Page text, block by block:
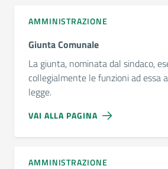
AMMINISTRAZIONE
Giunta Comunale
La giunta, nominata dal sindaco,
collegialmente le funzioni ad essa
legge.
VAI ALLA PAGINA
AMMINISTRAZIONE